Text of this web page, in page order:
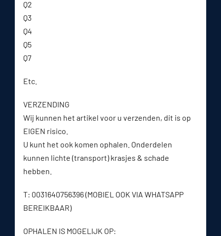
Q2
Q3
Q4
Q5
Q7
Etc.
VERZENDING
Wij kunnen het artikel voor u verzenden, dit is op
EIGEN risico.
U kunt het ook komen ophalen. Onderdelen
kunnen lichte (transport) krasjes & schade
hebben.
T: 0031640756396 (MOBIEL OOK VIA WHATSAPP
BEREIKBAAR)
OPHALEN IS MOGELIJK OP: